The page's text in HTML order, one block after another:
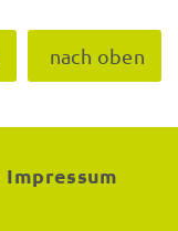
nach oben
Impressum